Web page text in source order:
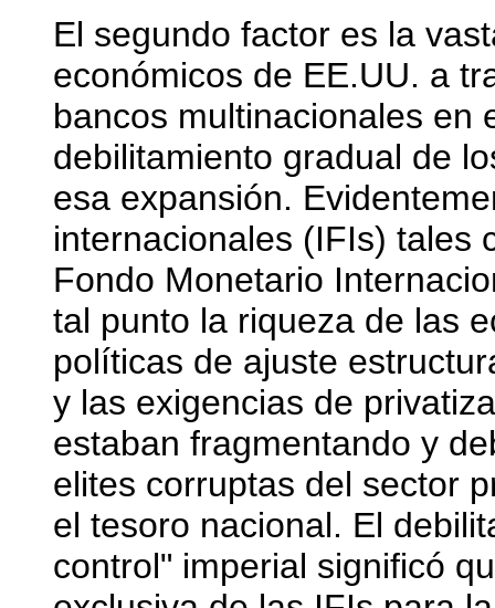
El segundo factor es la
económicos de EE.UU. a
bancos multinacionales en
debilitamiento gradual de
esa expansión.
internacionales (IFIs) tales
Fondo Monetario
tal punto la riqueza de las
políticas de ajuste
y las exigencias de
estaban fragmentando y
elites corruptas del sector
el tesoro nacional. El
control" imperial significó